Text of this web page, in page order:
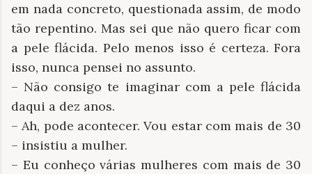
em nada concreto, questionada assim, de modo
tão repentino. Mas sei que não quero ficar com
a pele flácida. Pelo menos isso é certeza. Fora
isso, nunca pensei no assunto.
– Não consigo te imaginar com a pele flácida
daqui a dez anos.
– Ah, pode acontecer. Vou estar com mais de 30
– insistiu a mulher.
– Eu conheço várias mulheres com mais de 30